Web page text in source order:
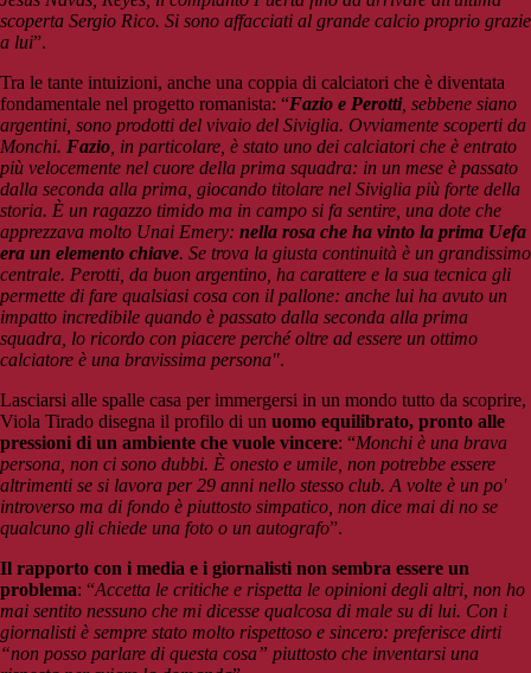
scoperta Sergio Rico. Si sono affacciati al grande calcio proprio grazie
a lui”.
Tra le tante intuizioni, anche una coppia di calciatori che è diventata
fondamentale nel progetto romanista: “Fazio e Perotti, sebbene siano
argentini, sono prodotti del vivaio del Siviglia. Ovviamente scoperti da
Monchi. Fazio , in particolare, è stato uno dei calciatori che è entrato
più velocemente nel cuore della prima squadra: in un mese è passato
dalla seconda alla prima, giocando titolare nel Siviglia più forte della
storia. È un ragazzo timido ma in campo si fa sentire, una dote che
apprezzava molto Unai Emery: nella rosa che ha vinto la prima Uefa
era un elemento chiave. Se trova la giusta continuità è un grandissimo
centrale. Perotti, da buon argentino, ha carattere e la sua tecnica gli
permette di fare qualsiasi cosa con il pallone: anche lui ha avuto un
impatto incredibile quando è passato dalla seconda alla prima
squadra, lo ricordo con piacere perché oltre ad essere un ottimo
calciatore è una bravissima persona".
Lasciarsi alle spalle casa per immergersi in un mondo tutto da scoprire,
Viola Tirado disegna il profilo di un uomo equilibrato, pronto alle
pressioni di un ambiente che vuole vincere: “Monchi è una brava
persona, non ci sono dubbi. È onesto e umile, non potrebbe essere
altrimenti se si lavora per 29 anni nello stesso club. A volte è un po'
introverso ma di fondo è piuttosto simpatico, non dice mai di no se
qualcuno gli chiede una foto o un autografo”.
Il rapporto con i media e i giornalisti non sembra essere un
problema: “Accetta le critiche e rispetta le opinioni degli altri, non ho
mai sentito nessuno che mi dicesse qualcosa di male su di lui. Con i
giornalisti è sempre stato molto rispettoso e sincero: preferisce dirti
“non posso parlare di questa cosa” piuttosto che inventarsi una